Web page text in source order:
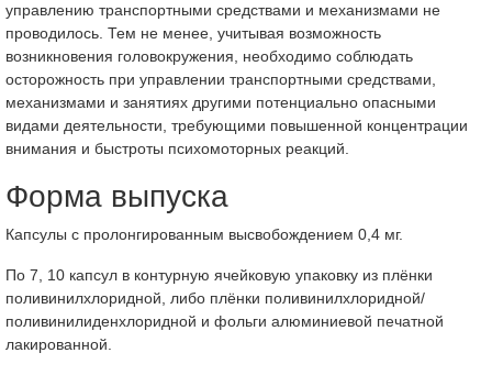
управлению транспортными средствами и механизмами не
проводилось. Тем не менее, учитывая возможность
возникновения головокружения, необходимо соблюдать
осторожность при управлении транспортными средствами,
механизмами и занятиях другими потенциально опасными
видами деятельности, требующими повышенной концентрации
внимания и быстроты психомоторных реакций.
Форма выпуска
Капсулы с пролонгированным высвобождением 0,4 мг.
По 7, 10 капсул в контурную ячейковую упаковку из плёнки
поливинилхлоридной, либо плёнки поливинилхлоридной/
поливинилиденхлоридной и фольги алюминиевой печатной
лакированной.